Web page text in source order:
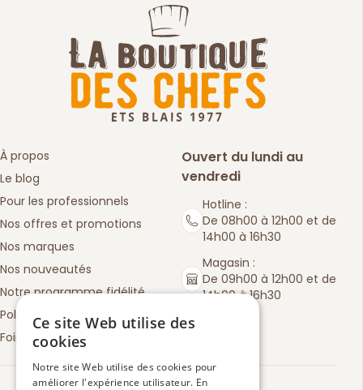
À propos
Le blog
Pour les professionnels
Nos offres et promotions
Nos marques
Nos nouveautés
Notre programme fidélité
Politique de retours
Foire aux questions
Ouvert du lundi au
vendredi
Hotline :
De 08h00 à 12h00 et de
14h00 à 16h30
Magasin :
De 09h00 à 12h00 et de
14h00 à 16h30
Ce site Web utilise des
cookies
Notre site Web utilise des cookies pour
améliorer l'expérience utilisateur. En